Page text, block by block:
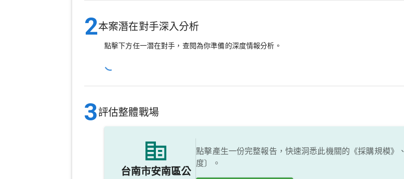
2本案潛在對手深入分析
點擊下方任一潛在對手，查閱為你準備的深度情報分析。
3評估整體戰場
台南市安南區公
點擊產生一份完整報告，快速洞悉此機關的《採購規模》
度〕。